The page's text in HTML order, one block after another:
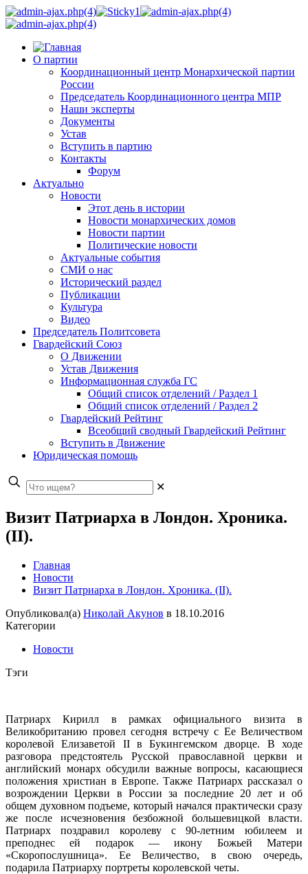
О партии
Координационный центр Монархической партии
России
Председатель Координационного центра МПР
Наши эксперты
Документы
Устав
Вступить в партию
Контакты
Форум
Актуально
Новости
Этот день в истории
Новости монархических домов
Новости партии
Политические новости
Актуальные события
СМИ о нас
Исторический раздел
Публикации
Культура
Видео
Председатель Политсовета
Гвардейский Союз
О Движении
Устав Движения
Информационная служба ГС
Общий список отделений / Раздел 1
Общий список отделений / Раздел 2
Гвардейский Рейтинг
Всеобщий сводный Гвардейский Рейтинг
Вступить в Движение
Юридическая помощь
✕
Визит Патриарха в Лондон. Хроника.
(II).
Главная
Новости
Визит Патриарха в Лондон. Хроника. (II).
Опубликовал(а) Николай Акунов в 18.10.2016
Категории
Новости
Тэги
Патриарх Кирилл в рамках официального визита в
Великобританию провел сегодня встречу с Ее Величеством
королевой Елизаветой II в Букингемском дворце. В ходе
разговора предстоятель Русской православной церкви и
английский монарх обсудили важные вопросы, касающиеся
положения христиан в Европе. Также Патриарх рассказал о
возрождении Церкви в России за последние 20 лет и об
общем духовном подъеме, который начался практически сразу
же после исчезновения безбожной большевицкой власти.
Патриарх поздравил королеву с 90-летним юбилеем и
преподнес ей подарок — икону Божьей Матери
«Скоропослушница». Ее Величество, в свою очередь,
подарила Патриарху портреты королевской четы.